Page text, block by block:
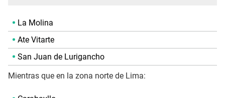
La Molina
Ate Vitarte
San Juan de Lurigancho
Mientras que en la zona norte de Lima: